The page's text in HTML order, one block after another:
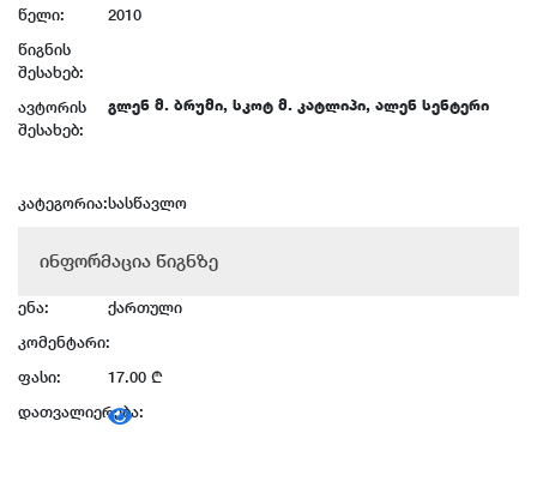
წელი:
2010
წიგნის
შესახებ:
ავტორის
შესახებ:
გლენ მ. ბრუმი, სკოტ მ. კატლიპი, ალენ სენტერი
კატეგორია:სასწავლო
ინფორმაცია წიგნზე
ენა:
ქართული
კომენტარი:
ფასი:
17.00 ₾
დათვალიერება: